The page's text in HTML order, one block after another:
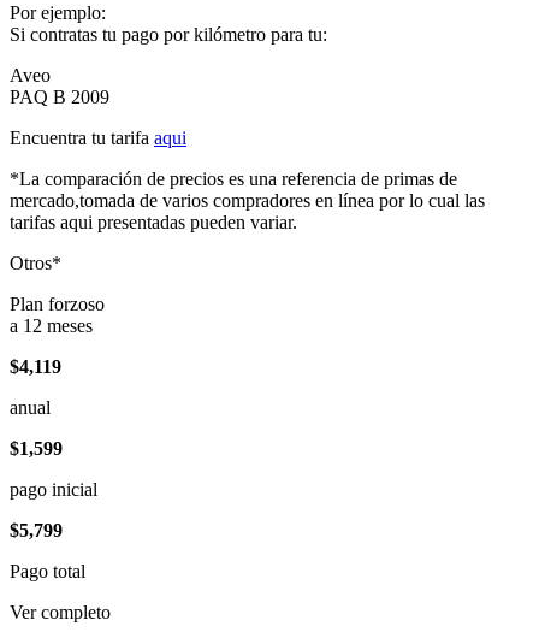
Por ejemplo:
Si contratas tu pago por kilómetro para tu:
Aveo
PAQ B 2009
Encuentra tu tarifa aqui
*La comparación de precios es una referencia de primas de
mercado,tomada de varios compradores en línea por lo cual las
tarifas aqui presentadas pueden variar.
Otros*
Plan forzoso
a 12 meses
$4,119
anual
$1,599
pago inicial
$5,799
Pago total
Ver completo